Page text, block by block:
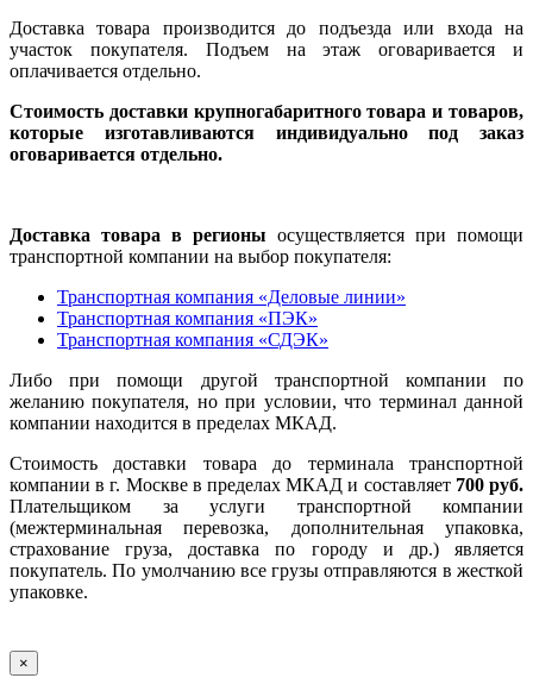
Доставка товара производится до подъезда или входа на
участок покупателя. Подъем на этаж оговаривается и
оплачивается отдельно.
Стоимость доставки крупногабаритного товара и товаров,
которые изготавливаются индивидуально под заказ
оговаривается отдельно.
Доставка товара в регионы осуществляется при помощи
транспортной компании на выбор покупателя:
Транспортная компания «Деловые линии»
Транспортная компания «ПЭК»
Транспортная компания «СДЭК»
Либо при помощи другой транспортной компании по
желанию покупателя, но при условии, что терминал данной
компании находится в пределах МКАД.
Стоимость доставки товара до терминала транспортной
компании в г. Москве в пределах МКАД и составляет 700 руб.
Плательщиком за услуги транспортной компании
(межтерминальная перевозка, дополнительная упаковка,
страхование груза, доставка по городу и др.) является
покупатель. По умолчанию все грузы отправляются в жесткой
упаковке.
×